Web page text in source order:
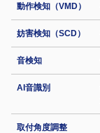
動作検知（VMD）
妨害検知（SCD）
音検知
AI音識別
取付角度調整